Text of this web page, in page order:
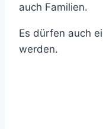
auch Familien.
Es dürfen auch
werden.